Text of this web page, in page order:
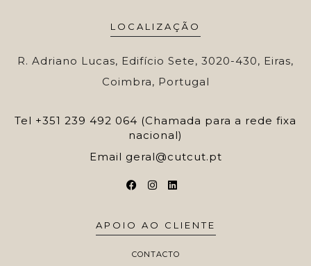
LOCALIZAÇÃO
R. Adriano Lucas, Edifício Sete, 3020-430, Eiras,
Coimbra, Portugal
Tel +351 239 492 064 (Chamada para a rede fixa
nacional)
Email geral@cutcut.pt
APOIO AO CLIENTE
CONTACTO